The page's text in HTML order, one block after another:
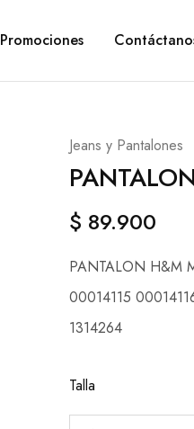
Promociones
Jeans y Pantalones
$ 89.900
PANTALON H&M
00014115
1314264
Talla